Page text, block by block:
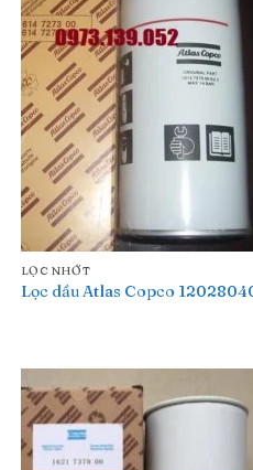
LỌC NHỚT
Lọc dầu Atlas Copco